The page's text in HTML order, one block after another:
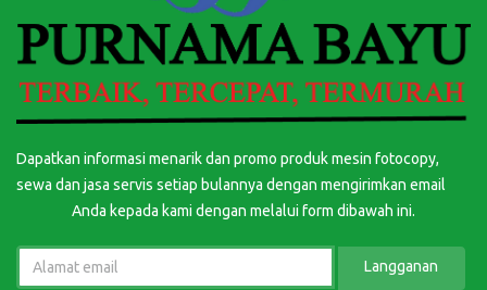
Dapatkan informasi menarik dan promo produk mesin fotocopy,
sewa dan jasa servis setiap bulannya dengan mengirimkan email
Anda kepada kami dengan melalui form dibawah ini.
Langganan